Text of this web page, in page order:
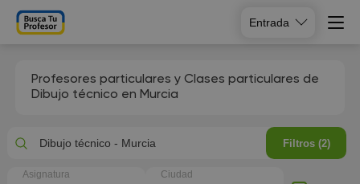
Entrada
Profesores particulares y Clases particulares de
Dibujo técnico en Murcia
Dibujo técnico - Murcia Filtros (2)
Asignatura Ciudad